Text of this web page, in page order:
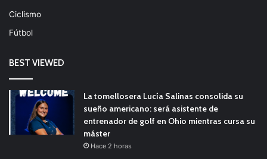
Ciclismo
Fútbol
BEST VIEWED
La tomellosera Lucía Salinas consolida su
sueño americano: será asistente de
entrenador de golf en Ohio mientras cursa su
máster
Hace 2 horas